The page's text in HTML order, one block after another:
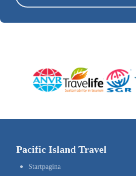
Pacific Island Travel
Startpagina